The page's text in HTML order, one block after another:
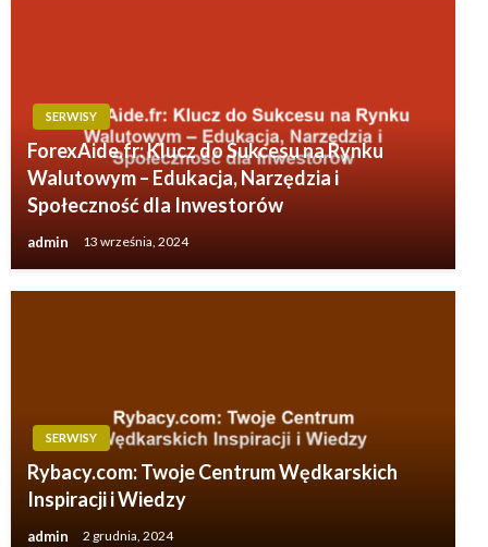
SERWISY
ForexAide.fr: Klucz do Sukcesu na Rynku
Walutowym – Edukacja, Narzędzia i
Społeczność dla Inwestorów
admin 13 września, 2024
SERWISY
Rybacy.com: Twoje Centrum Wędkarskich
Inspiracji i Wiedzy
admin 2 grudnia, 2024